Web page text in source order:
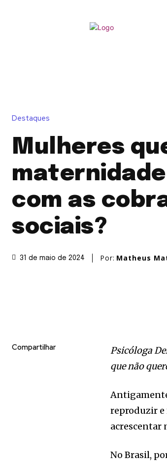
Destaques
Mulheres
com as
sociais?
31 de maio de 2024 Por: Matheus
Compartilhar
Psicóloga
que não
reproduzir e
acrescentar
No Brasil,